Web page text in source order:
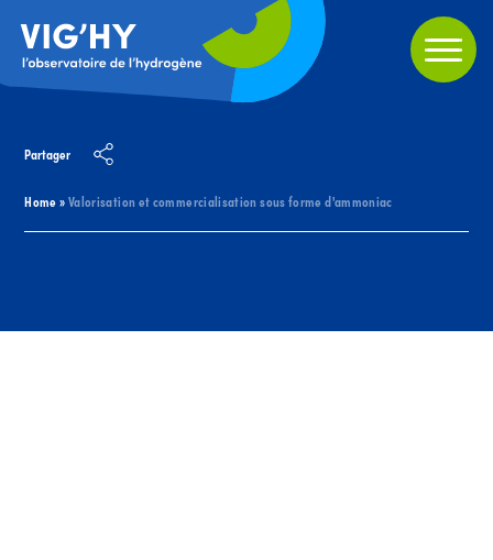
Home»Valorisation et commercialisation sous forme d'ammoniac
Partager